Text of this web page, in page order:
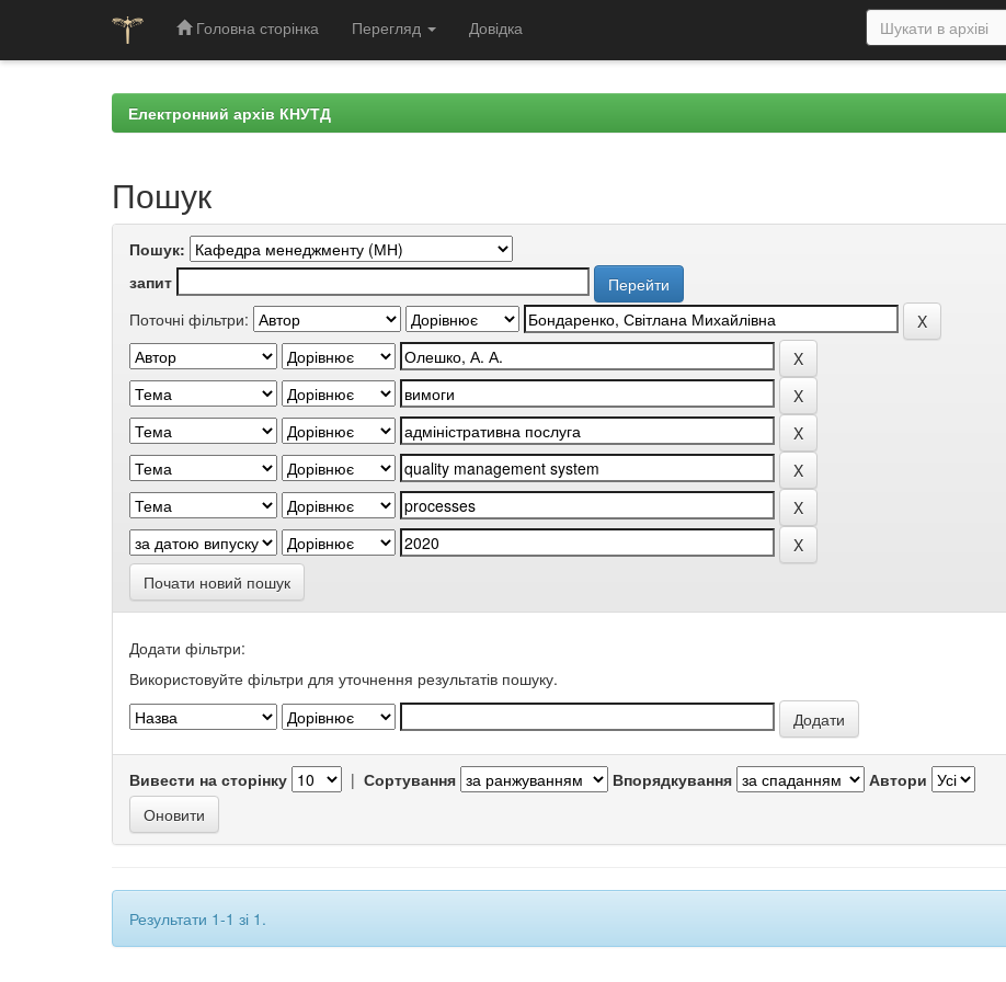
Головна сторінка Перегляд Довідка
Електронний архів КНУТД
Пошук
Пошук:
запит
Поточні фільтри:
Почати новий пошук
Додати фільтри:
Використовуйте фільтри для уточнення результатів пошуку.
Вивести на сторінку | Сортування Впорядкування Автори
Результати 1-1 зі 1.